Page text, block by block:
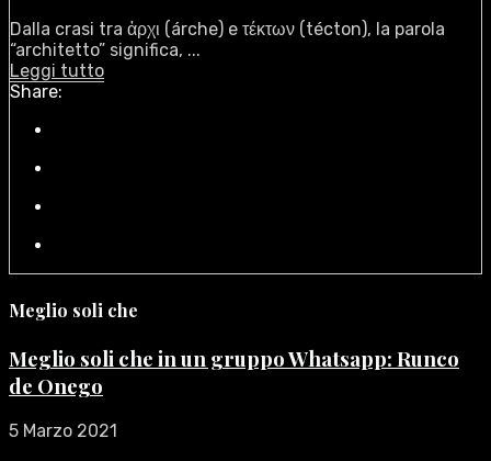
Dalla crasi tra ἀρχι (árche) e τέκτων (técton), la parola
“architetto” significa, ...
Leggi tutto
Share:
Meglio soli che
Meglio soli che in un gruppo Whatsapp: Runco
de Onego
5 Marzo 2021